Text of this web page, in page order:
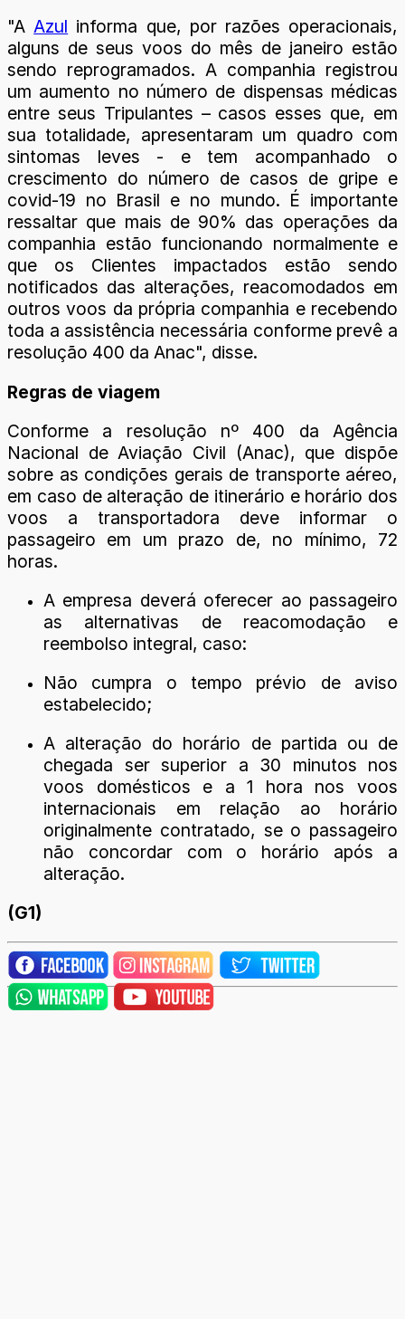
"AAzul informa que, por razões operacionais,
alguns de seus voos do mês de janeiro estão
sendo reprogramados. A companhia registrou
um aumento no número de dispensas médicas
entre seus Tripulantes – casos esses que, em
sua totalidade, apresentaram um quadro com
sintomas leves - e tem acompanhado o
crescimento do número de casos de gripe e
covid-19 no Brasil e no mundo. É importante
ressaltar que mais de 90% das operações da
companhia estão funcionando normalmente e
que os Clientes impactados estão sendo
notificados das alterações, reacomodados em
outros voos da própria companhia e recebendo
toda a assistência necessária conforme prevê a
resolução 400 da Anac", disse.
Regras de viagem
Conforme a resolução nº 400 da Agência
Nacional de Aviação Civil (Anac), que dispõe
sobre as condições gerais de transporte aéreo,
em caso de alteração de itinerário e horário dos
voos a transportadora deve informar o
passageiro em um prazo de, no mínimo, 72
horas.
A empresa deverá oferecer ao passageiro
as alternativas de reacomodação e
reembolso integral, caso:
Não cumpra o tempo prévio de aviso
estabelecido;
A alteração do horário de partida ou de
chegada ser superior a 30 minutos nos
voos domésticos e a 1 hora nos voos
internacionais em relação ao horário
originalmente contratado, se o passageiro
não concordar com o horário após a
alteração.
(G1)